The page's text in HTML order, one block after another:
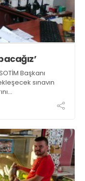
Başkanı
sınavın
genelinde ses